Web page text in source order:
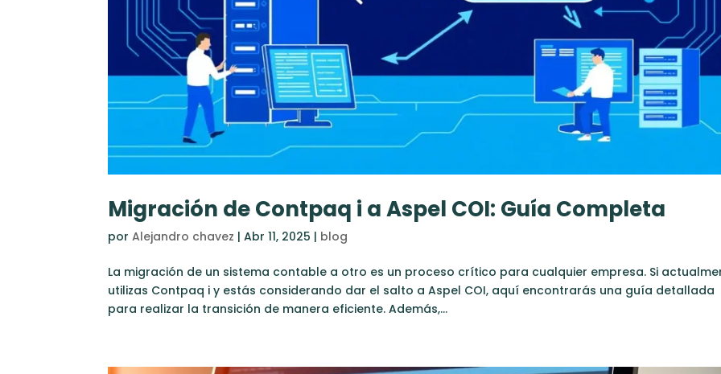
Migración de Contpaq i a Aspel COI: Guía Completa
porAlejandro chavez |Abr 11, 2025 | blog
La migración de un sistema contable a otro es un proceso crítico para cualquier empresa. Si
utilizas Contpaq i y estás considerando dar el salto a Aspel COI, aquí encontrarás una guía detallada
para realizar la transición de manera eficiente. Además,...